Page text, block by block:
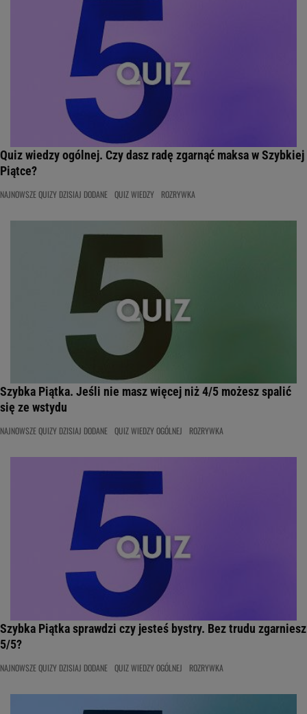
Quiz wiedzy ogólnej. Czy dasz radę zgarnąć maksa w Szybkiej
Piątce?
NAJNOWSZE QUIZY DZISIAJ DODANE QUIZ WIEDZY ROZRYWKA
Szybka Piątka. Jeśli nie masz więcej niż 4/5 możesz spalić
się ze wstydu
NAJNOWSZE QUIZY DZISIAJ DODANE QUIZ WIEDZY OGÓLNEJ ROZRYWKA
Szybka Piątka sprawdzi czy jesteś bystry. Bez trudu zgarniesz
5/5?
NAJNOWSZE QUIZY DZISIAJ DODANE QUIZ WIEDZY OGÓLNEJ ROZRYWKA